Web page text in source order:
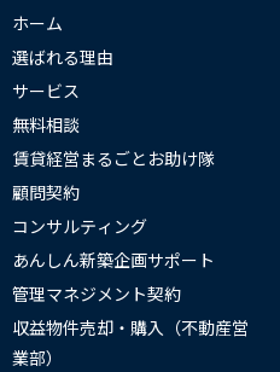
ホーム
選ばれる理由
サービス
無料相談
賃貸経営まるごとお助け隊
顧問契約
コンサルティング
あんしん新築企画サポート
管理マネジメント契約
収益物件売却・購入（不動産営
業部）